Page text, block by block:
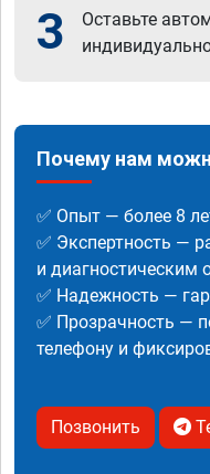
3
Оставьте
Почему нам
✅ Опыт — более 8
✅ Экспертность —
и диагностическим
✅ Надежность —
✅ Прозрачность —
телефону и
Позвонить